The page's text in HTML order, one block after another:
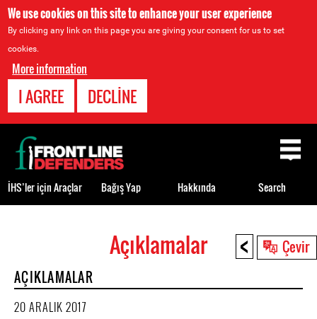
We use cookies on this site to enhance your user experience
By clicking any link on this page you are giving your consent for us to set
cookies.
More information
I AGREE DECLINE
< Çevir
top
Açıklamalar
AÇIKLAMALAR
20 ARALIK 2017
Back
to
top
İHS’ler için Araçlar Bağış Yap Hakkında Search